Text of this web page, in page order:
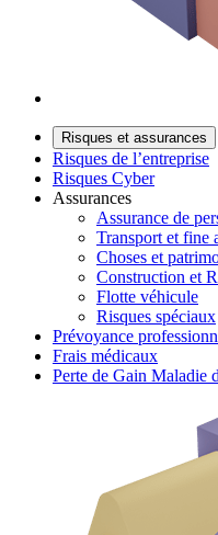
Risques et assurances
Risques de l’entreprise
Risques Cyber
Assurances
Assurance de
Transport et fine
Choses et
Construction et
Flotte véhicule
Risques spéciaux
Prévoyance
Frais médicaux
Perte de Gain Maladie